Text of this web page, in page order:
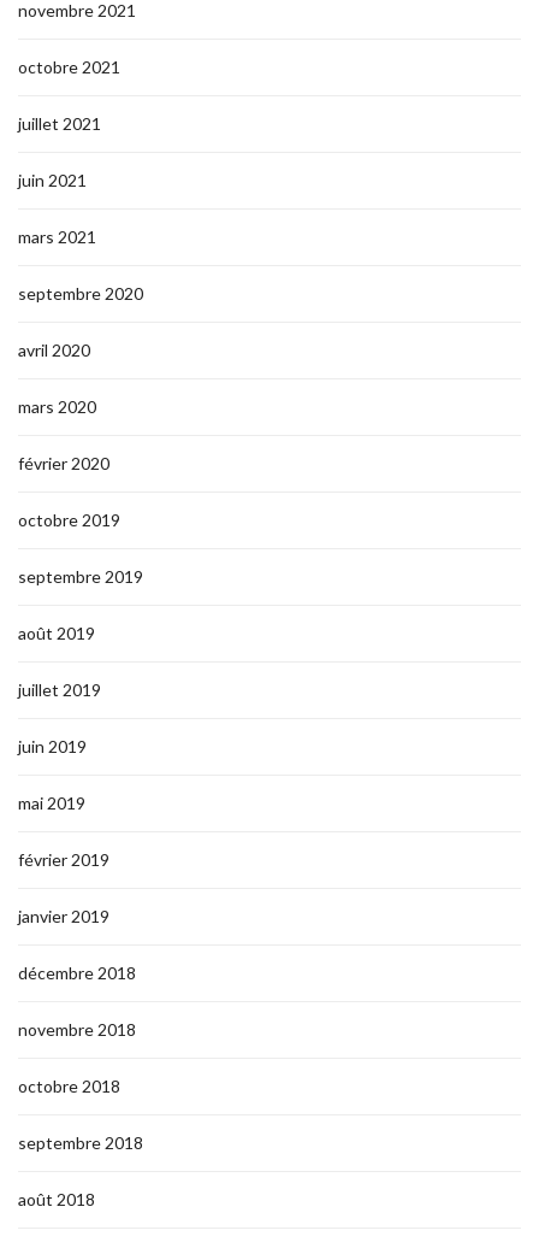
novembre 2021
octobre 2021
juillet 2021
juin 2021
mars 2021
septembre 2020
avril 2020
mars 2020
février 2020
octobre 2019
septembre 2019
août 2019
juillet 2019
juin 2019
mai 2019
février 2019
janvier 2019
décembre 2018
novembre 2018
octobre 2018
septembre 2018
août 2018